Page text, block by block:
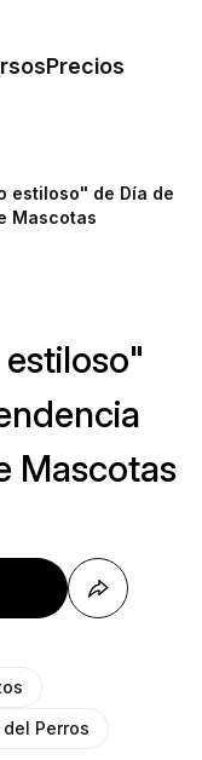
Precios
estiloso" de Día de
Mascotas
Mascotas
del Perros